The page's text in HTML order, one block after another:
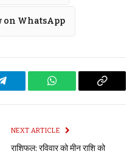
on WhatsApp
Telegram WhatsApp Copy
NEXT ARTICLE
राशिफल: रविवार को मीन राशि को